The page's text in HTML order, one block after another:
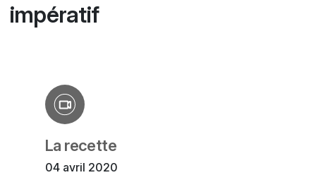
impératif
La recette
04 avril 2020